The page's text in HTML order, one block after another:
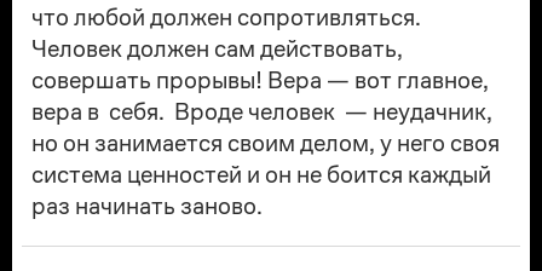
что любой должен сопротивляться.
Человек должен сам действовать,
совершать прорывы! Вера — вот главное,
вера в себя. Вроде человек — неудачник,
но он занимается своим делом, у него своя
система ценностей и он не боится каждый
раз начинать заново.